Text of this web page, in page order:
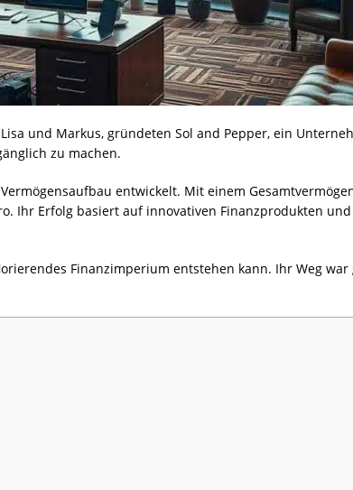
und Markus, gründeten Sol and Pepper, ein
zu machen.
entwickelt. Mit einem
Ihr Erfolg basiert auf innovativen Finanzprodukten
Finanzimperium entstehen kann. Ihr Weg